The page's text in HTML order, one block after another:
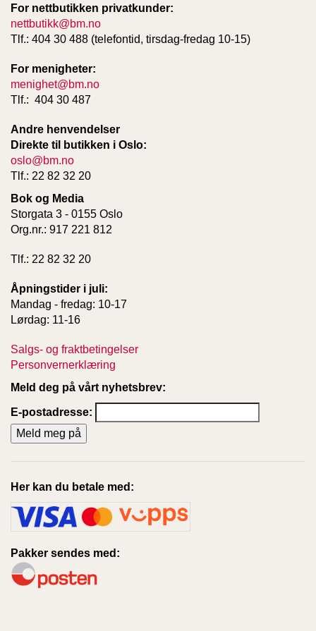
For nettbutikken privatkunder:
nettbutikk@bm.no
Tlf.: 404 30 488 (telefontid, tirsdag-fredag 10-15)
For menigheter:
menighet@bm.no
Tlf.: 404 30 487
Andre henvendelser
Direkte til butikken i Oslo:
oslo@bm.no
Tlf.: 22 82 32 20
Bok og Media
Storgata 3 - 0155 Oslo
Org.nr.: 917 221 812
Tlf.: 22 82 32 20
Åpningstider i juli:
Mandag - fredag: 10-17
Lørdag: 11-16
Salgs- og fraktbetingelser
Personvernerklæring
Meld deg på vårt nyhetsbrev:
E-postadresse:
Her kan du betale med:
Pakker sendes med: